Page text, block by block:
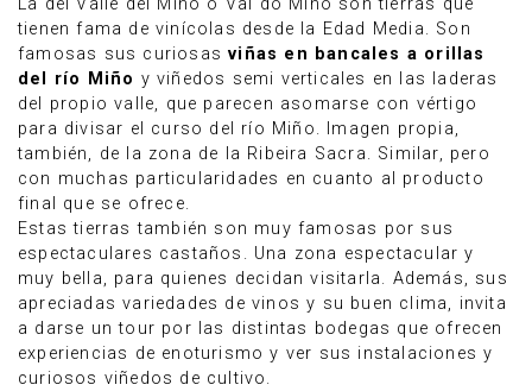
La del Valle del Miño o Val do Miño son tierras que
tienen fama de vinícolas desde la Edad Media. Son
famosas sus curiosasviñas en bancales a orillas
del río Miño y viñedos semi verticales en las laderas
del propio valle, que parecen asomarse con vértigo
para divisar el curso del río Miño. Imagen propia,
también, de la zona de la Ribeira Sacra. Similar, pero
con muchas particularidades en cuanto al producto
final que se ofrece.
Estas tierras también son muy famosas por sus
espectaculares castaños. Una zona espectacular y
muy bella, para quienes decidan visitarla. Además, sus
apreciadas variedades de vinos y su buen clima, invita
a darse un tour por las distintas bodegas que ofrecen
experiencias de enoturismo y ver sus instalaciones y
curiosos viñedos de cultivo.